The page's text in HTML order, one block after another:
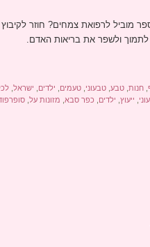
מוביל לרפואת צמחים? חוזר
לתמוך ולשפר את בריאות האדם.
, חנות, טבע, טבעוני טעמים ילדים ישראל,
ייעוץ, ילדים כפר סבא, מזונות על,